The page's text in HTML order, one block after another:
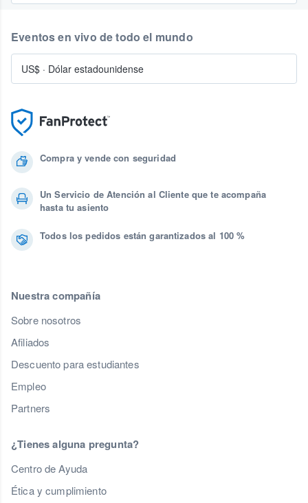
Compra y vende con seguridad
Un Servicio de Atención al Cliente que te acompaña
hasta tu asiento
Todos los pedidos están garantizados al 100 %
Nuestra compañía
Sobre nosotros
Afiliados
Descuento para estudiantes
Empleo
Partners
¿Tienes alguna pregunta?
Centro de Ayuda
Ética y cumplimiento
Eventos en vivo de todo el mundo
US$ · Dólar estadounidense